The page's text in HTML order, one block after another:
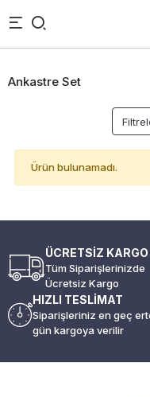
Ankastre Set
Ürün bulunamadı.
ÜCRETSİZ KARGO
Tüm Siparişlerinizde
Ücretsiz Kargo
HIZLI TESLİMAT
Siparişleriniz en geç
gün kargoya verilir